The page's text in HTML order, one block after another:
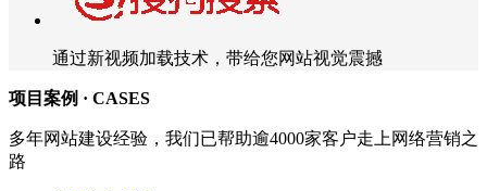
通过新视频加载技术，带给您网站视觉震撼
项目案例 · CASES
多年网站建设经验，我们已帮助逾4000家客户走上网络营销之
路